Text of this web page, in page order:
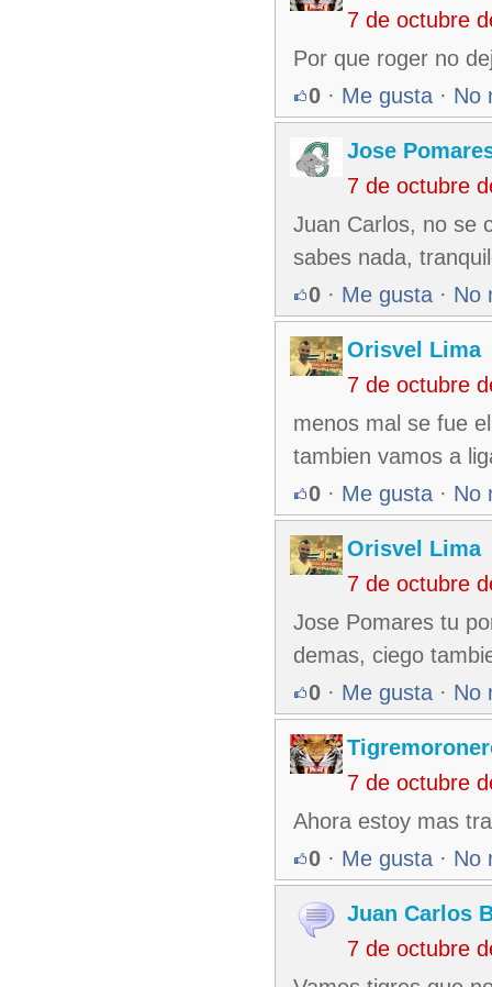
7 de octubre
Por que roger no
0 · Me gusta · No
Jose
7 de octubre
Juan Carlos, no se
sabes nada,
0 · Me gusta · No
Orisvel Lima
7 de octubre
menos mal se fue
tambien vamos a
0 · Me gusta · No
Orisvel Lima
7 de octubre
Jose Pomares tu
demas, ciego
0 · Me gusta · No
7 de octubre
Ahora estoy mas
0 · Me gusta · No
Juan Carlos
7 de octubre